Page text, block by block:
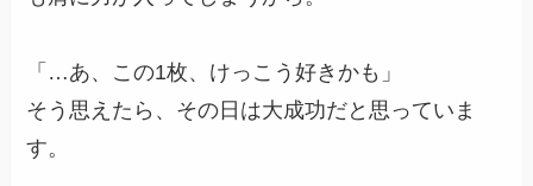
「…あ、この1枚、けっこう好きかも」
そう思えたら、その日は大成功だと思っていま
す。